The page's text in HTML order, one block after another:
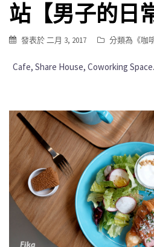
站【男子的日
發表於二月 3, 2017 分類為《咖
Cafe, Share House, Coworking